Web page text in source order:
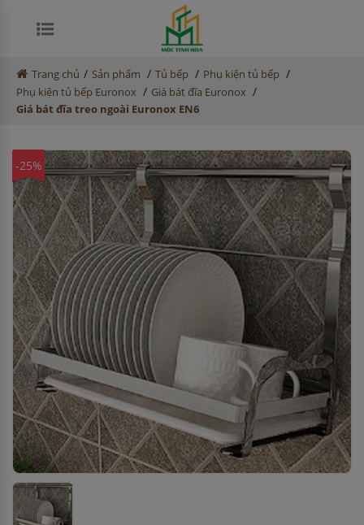
Trang chủ / Sản phẩm / Tủ bếp / Phụ kiện tủ bếp /
Phụ kiện tủ bếp Euronox / Giá bát đĩa Euronox /
Giá bát đĩa treo ngoài Euronox EN6
-25%